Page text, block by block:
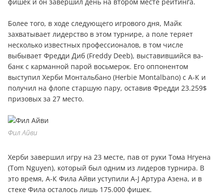
Более того, в ходе следующего игрового дня, Майк
захватывает лидерство в этом турнире, а поле теряет
несколько известных профессионалов, в том числе
выбывает Фредди Диб (Freddy Deeb), выставившийся ва-
банк с карманной парой восьмерок. Его оппонентом
выступил Херби Монтальбано (Herbie Montalbano) с А-К и
получил на флопе старшую пару, оставив Фредди 23.259$
призовых за 27 место.
Фил Айви
Херби завершил игру на 23 месте, пав от руки Тома Нгуена
(Tom Nguyen), который был одним из лидеров турнира. В
это время, А-К Фила Айви уступили A-J Артура Азена, и в
стеке Фила осталось лишь 175.000 фишек.